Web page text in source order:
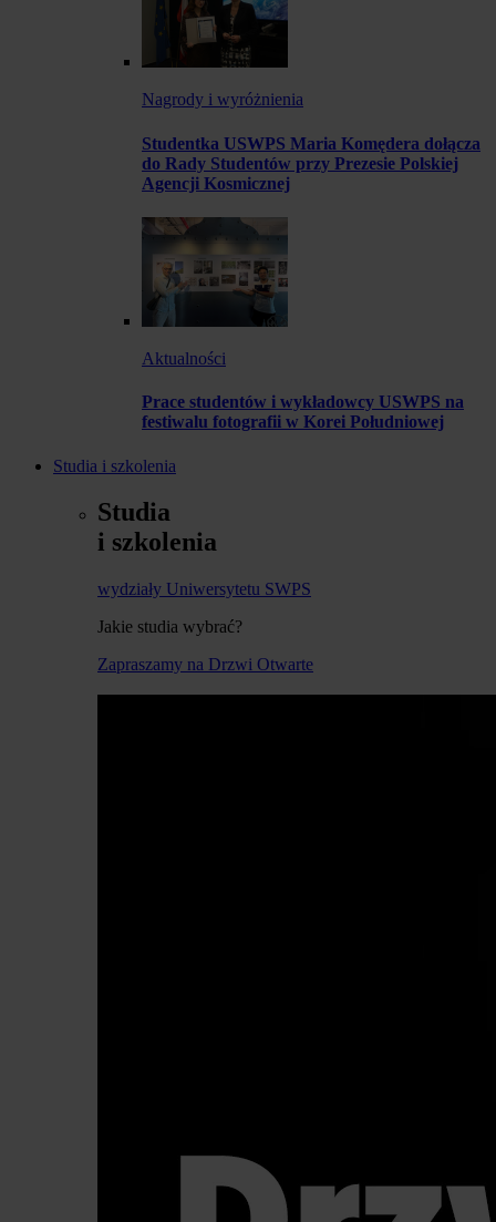
Nagrody i wyróżnienia
Studentka USWPS Maria Komędera dołącza
do Rady Studentów przy Prezesie Polskiej
Agencji Kosmicznej
Aktualności
Prace studentów i wykładowcy USWPS na
festiwalu fotografii w Korei Południowej
Studia i szkolenia
Studia
i szkolenia
wydziały Uniwersytetu SWPS
Jakie studia wybrać?
Zapraszamy na Drzwi Otwarte